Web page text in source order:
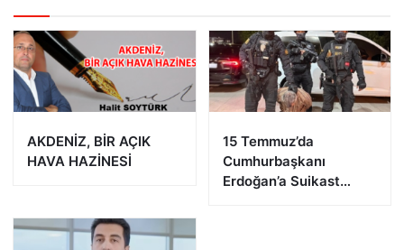
AKDENİZ, BİR AÇIK
HAVA HAZİNESİ
15 Temmuz’da
Cumhurbaşkanı
Erdoğan’a Suikast